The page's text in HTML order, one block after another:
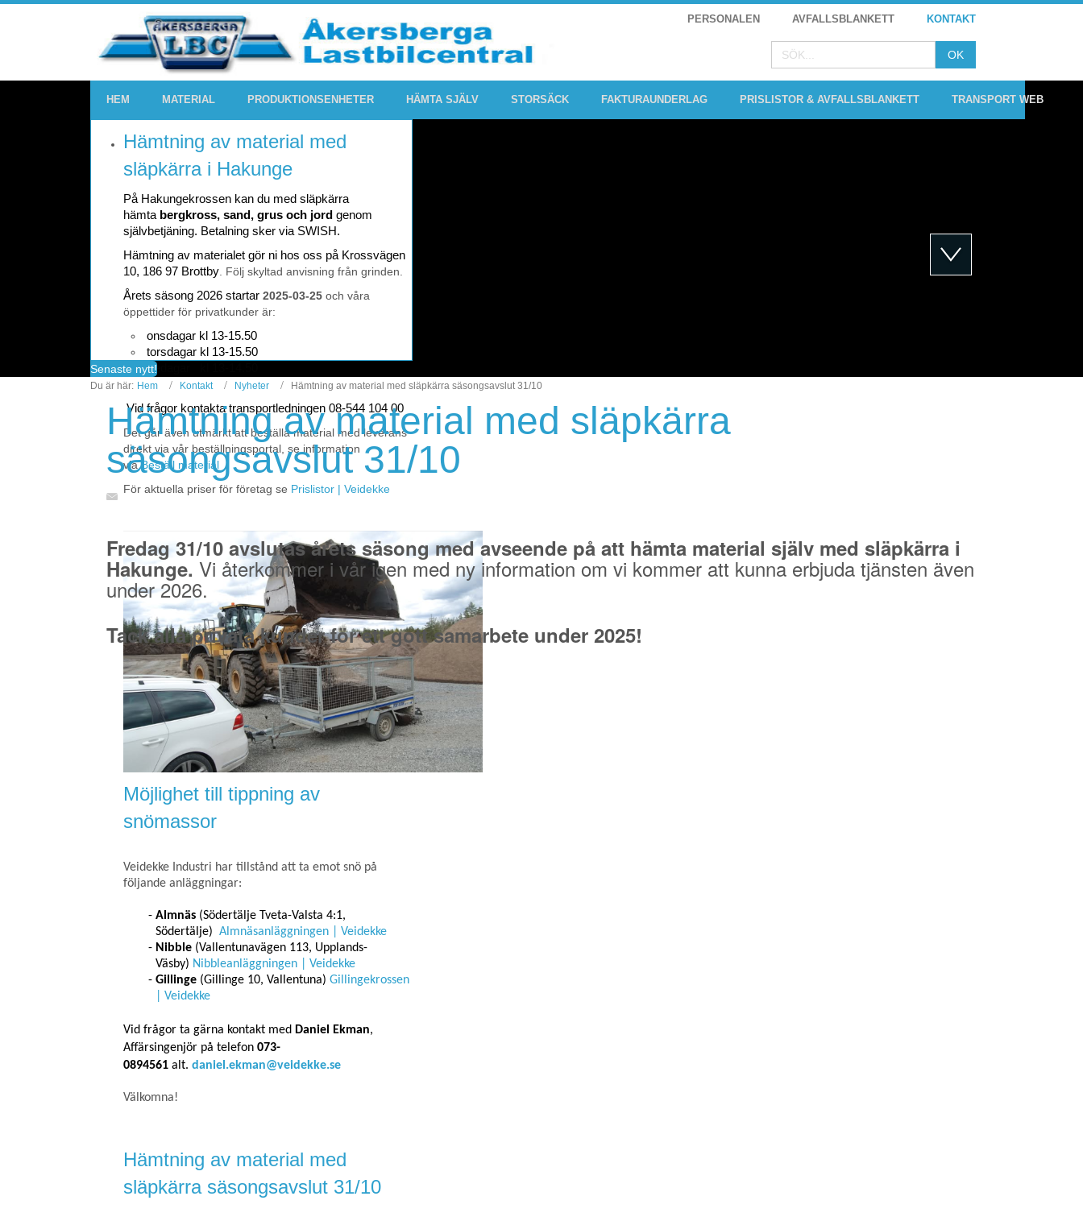
PERSONALEN AVFALLSBLANKETT KONTAKT
HEM MATERIAL PRODUKTIONSENHETER HÄMTA SJÄLV STORSÄCK FAKTURAUNDERLAG PRISLISTOR & AVFALLSBLANKETT TRANSPORT WEB
Hämtning av material med
släpkärra i Hakunge
På Hakungekrossen kan du med släpkärra
hämta bergkross, sand, grus och jord genom
självbetjäning. Betalning sker via SWISH.
Hämtning av materialet gör ni hos oss på Krossvägen
10, 186 97 Brottby . Följ skyltad anvisning från grinden.
Årets säsong 2026 startar 2025-03-25 och våra
öppettider för privatkunder är:
onsdagar kl 13-15.50
torsdagar kl 13-15.50
fredagar kl 13-14.50
Vid frågor kontakta transportledningen 08-544 104 00
Det går även utmärkt att beställa material med leverans
direkt via vår beställningsportal, se information
via Beställ material
För aktuella priser för företag se Prislistor | Veidekke
Möjlighet till tippning av
snömassor
Veidekke Industri har tillstånd att ta emot snö på
följande anläggningar:
Almnäs (Södertälje Tveta-Valsta 4:1,
Södertälje) Almnäsanläggningen | Veidekke
Nibble (Vallentunavägen 113, Upplands-
Väsby) Nibbleanläggningen | Veidekke
Gillinge (Gillinge 10, Vallentuna) Gillingekrossen
| Veidekke
Vid frågor ta gärna kontakt med Daniel Ekman,
Affärsingenjör på telefon 073-
0894561 alt. daniel.ekman@veidekke.se
Välkomna!
Hämtning av material med
släpkärra säsongsavslut 31/10
Senaste nytt!
Du är här: Hem Kontakt Nyheter Hämtning av material med släpkärra säsongsavslut 31/10
Hämtning av material med släpkärra
säsongsavslut 31/10
Fredag 31/10 avslutas årets säsong med avseende på att hämta material själv med släpkärra i
Hakunge. Vi återkommer i vår igen med ny information om vi kommer att kunna erbjuda tjänsten även
under 2026.
Tack alla privata kunder för ett gott samarbete under 2025!